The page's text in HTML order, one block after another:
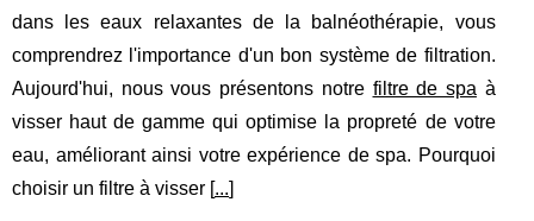
dans les eaux relaxantes de la balnéothérapie, vous
comprendrez l'importance d'un bon système de filtration.
Aujourd'hui, nous vous présentons notre filtre de spa à
visser haut de gamme qui optimise la propreté de votre
eau, améliorant ainsi votre expérience de spa. Pourquoi
choisir un filtre à visser [...]